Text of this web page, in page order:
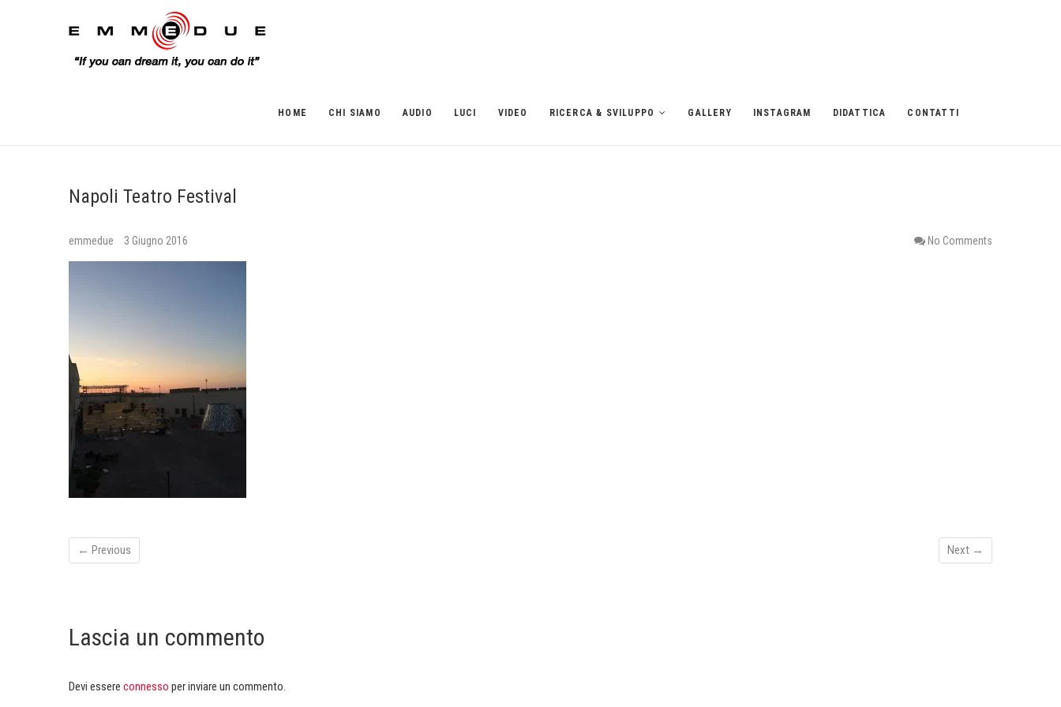
HOME CHI SIAMO AUDIO LUCI VIDEO RICERCA & SVILUPPO GALLERY INSTAGRAM DIDATTICA CONTATTI
Napoli Teatro Festival
emmedue 3 Giugno 2016 No Comments
← Previous Next →
Lascia un commento
Devi essere connesso per inviare un commento.